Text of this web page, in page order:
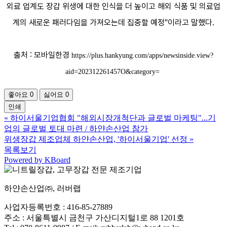
외료 업계도 장갑 위생에 대한 인식을 더 높이고 해외 식품 및 의료업
계의 새로운 패러다임을 가져오는데 집중할 예정"이라고 말했다.
출처 : 모바일한경 https://plus.hankyung.com/apps/newsinside.view?
aid=202312261457O&category=
좋아요 0 싫어요 0
인쇄
« 하이서울기업협회 "해외시장개척단과 글로벌 마케팅"...기
업의 글로벌 토대 마련 / 하얀손산업 참가
위생장갑 제조업체 하얀손산업, '하이서울기업' 선정 »
목록보기
Powered by KBoard
하얀손산업㈜, 러버랩
사업자등록번호 : 416-85-27889
주소 : 서울특별시 금천구 가산디지털1로 88 1201호